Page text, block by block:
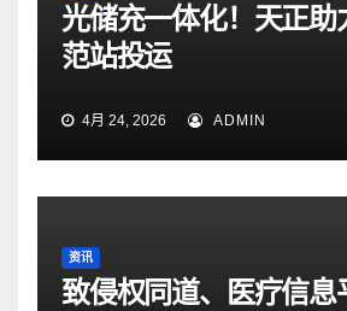
光储充一体化！天正助
范站投运
4月 24, 2026 ADMIN
资讯
致侵权同道、医疗信